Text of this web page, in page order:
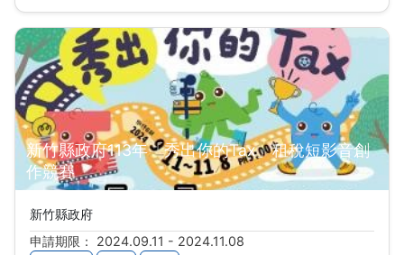
新竹縣政府113年「秀出你的Tax」租稅短影音創
作競賽
新竹縣政府
申請期限： 2024.09.11 - 2024.11.08